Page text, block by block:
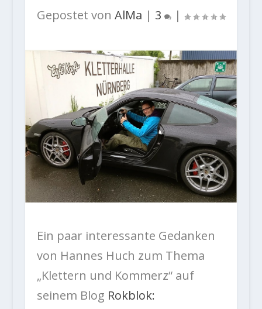
Gepostet von AlMa | 3 |
Ein paar interessante Gedanken
von Hannes Huch zum Thema
„Klettern und Kommerz“ auf
seinem Blog Rokblok: